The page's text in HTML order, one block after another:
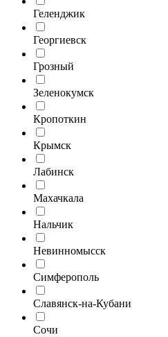
Геленджик
Георгиевск
Грозный
Зеленокумск
Кропоткин
Крымск
Лабинск
Махачкала
Нальчик
Невинномысск
Симферополь
Славянск-на-Кубани
Сочи